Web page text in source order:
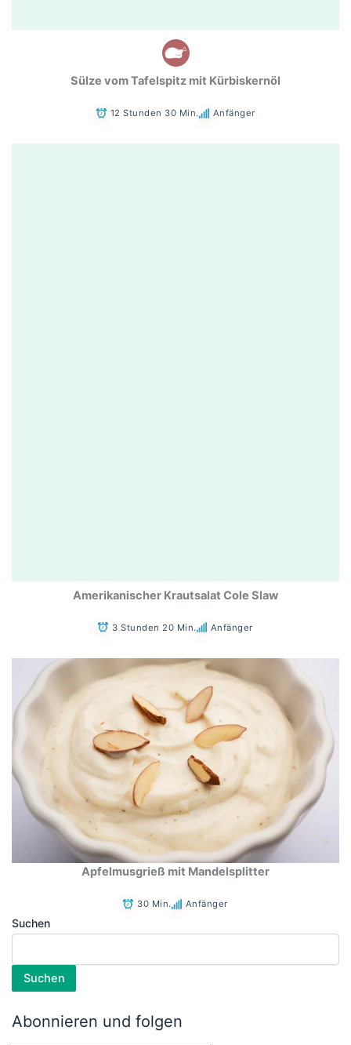
Sülze vom Tafelspitz mit Kürbiskernöl
12 Stunden 30 Min. Anfänger
Amerikanischer Krautsalat Cole Slaw
3 Stunden 20 Min. Anfänger
Apfelmusgrieß mit Mandelsplitter
30 Min. Anfänger
Suchen
Suchen
Abonnieren und folgen